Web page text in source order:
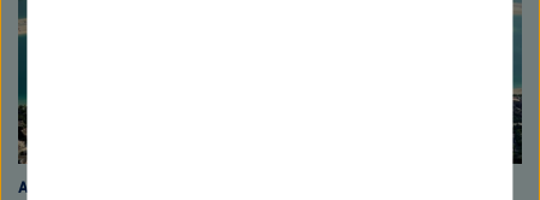
Auf Sand gebaut